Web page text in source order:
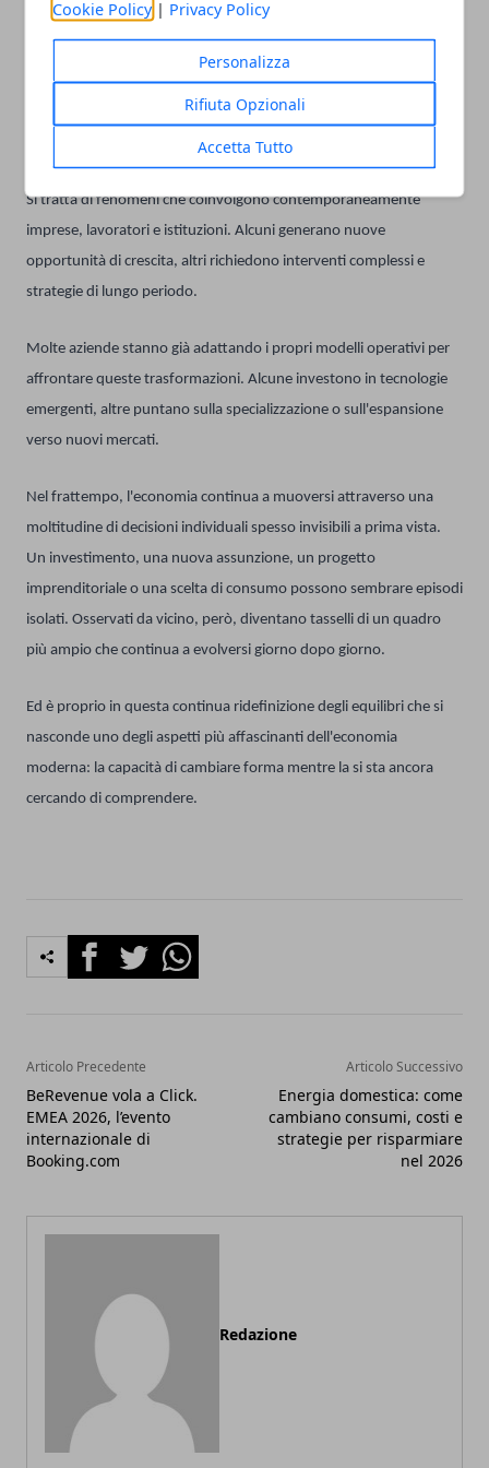
Cookie Policy | Privacy Policy
Personalizza
Rifiuta Opzionali
Accetta Tutto
Ogni fase economica presenta questioni centrali che finiscono per
orientare il dibattito pubblico. Oggi tra i temi più discussi figurano
transizione energetica, l'intelligenza artificiale, la produttività e
l'invecchiamento della popolazione.
Si tratta di fenomeni che coinvolgono contemporaneamente
imprese, lavoratori e istituzioni. Alcuni generano nuove
opportunità di crescita, altri richiedono interventi complessi e
strategie di lungo periodo.
Molte aziende stanno già adattando i propri modelli operativi per
affrontare queste trasformazioni. Alcune investono in tecnologie
emergenti, altre puntano sulla specializzazione o sull'espansione
verso nuovi mercati.
Nel frattempo, l'economia continua a muoversi attraverso una
moltitudine di decisioni individuali spesso invisibili a prima vista.
Un investimento, una nuova assunzione, un progetto
imprenditoriale o una scelta di consumo possono sembrare episodi
isolati. Osservati da vicino, però, diventano tasselli di un quadro
più ampio che continua a evolversi giorno dopo giorno.
Ed è proprio in questa continua ridefinizione degli equilibri che si
nasconde uno degli aspetti più affascinanti dell'economia
moderna: la capacità di cambiare forma mentre la si sta ancora
cercando di comprendere.
FacebookTwitterWhatsapp
Articolo Precedente
BeRevenue vola a Click.
EMEA 2026, l’evento
internazionale di
Booking.com
Articolo Successivo
Energia domestica: come
cambiano consumi, costi e
strategie per risparmiare
nel 2026
Redazione